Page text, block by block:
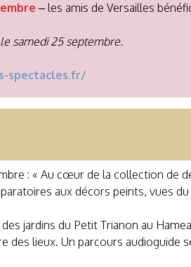
– les amis de Versailles
samedi 25 septembre.
spectacles.fr/
: « Au cœur de la collection de
aux décors peints, vues
jardins du Petit Trianon au
lieux. Un parcours audioguide